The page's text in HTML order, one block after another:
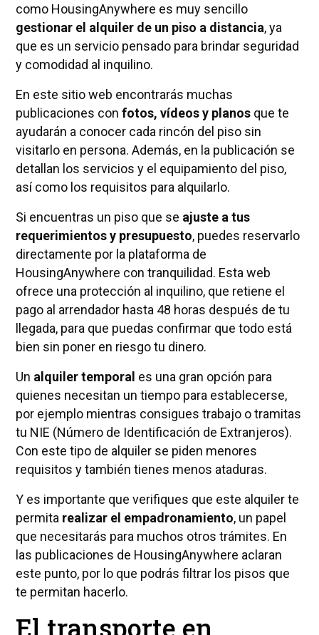
como HousingAnywhere es muy sencillo
gestionar el alquiler de un piso a distancia, ya
que es un servicio pensado para brindar seguridad
y comodidad al inquilino.
En este sitio web encontrarás muchas
publicaciones con fotos, vídeos y planosque te
ayudarán a conocer cada rincón del piso sin
visitarlo en persona. Además, en la publicación se
detallan los servicios y el equipamiento del piso,
así como los requisitos para alquilarlo.
Si encuentras un piso que se ajuste a tus
requerimientos y presupuesto, puedes reservarlo
directamente por la plataforma de
HousingAnywhere con tranquilidad. Esta web
ofrece una protección al inquilino, que retiene el
pago al arrendador hasta 48 horas después de tu
llegada, para que puedas confirmar que todo está
bien sin poner en riesgo tu dinero.
Un alquiler temporal es una gran opción para
quienes necesitan un tiempo para establecerse,
por ejemplo mientras consigues trabajo o tramitas
tu NIE (Número de Identificación de Extranjeros).
Con este tipo de alquiler se piden menores
requisitos y también tienes menos ataduras.
Y es importante que verifiques que este alquiler te
permita realizar el empadronamiento, un papel
que necesitarás para muchos otros trámites. En
las publicaciones de HousingAnywhere aclaran
este punto, por lo que podrás filtrar los pisos que
te permitan hacerlo.
El transporte en